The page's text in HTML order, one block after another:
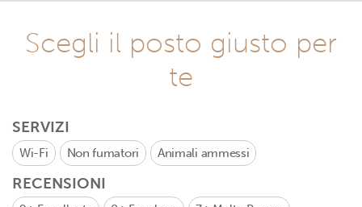
Scegli il posto giusto per
te
SERVIZI
Wi-Fi Non fumatori Animali ammessi
RECENSIONI